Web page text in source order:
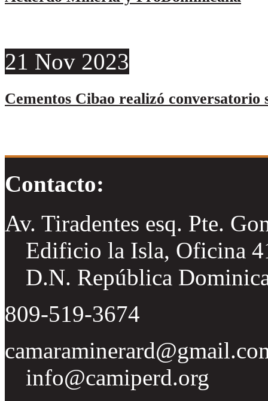
21 Nov 2023
Cementos Cibao realizó conversatorio
Contacto:
Av. Tiradentes esq. Pte.
Edificio la Isla, Oficina
D.N. República
809-519-3674
info@camiperd.org